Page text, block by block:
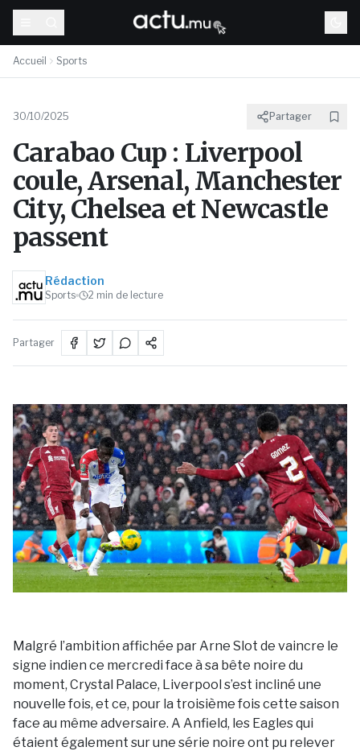
Accueil Sports
30/10/2025 Partager
Carabao Cup : Liverpool
coule, Arsenal, Manchester
City, Chelsea et Newcastle
passent
Rédaction
Sports 2 min de lecture
Partager
Malgré l’ambition affichée par Arne Slot de vaincre le
signe indien ce mercredi face à sa bête noire du
moment, Crystal Palace, Liverpool s’est incliné une
nouvelle fois, et ce, pour la troisième fois cette saison
face au même adversaire. A Anfield, les Eagles qui
étaient également sur une série noire ont pu relever